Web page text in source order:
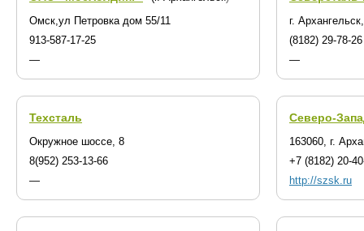
Омск,ул Петровка дом 55/11
913-587-17-25
—
г.
(8182) 29-78-26
—
Техсталь
Окружное шоссе, 8
8(952) 253-13-66
—
Северо-
163060, г.
+7 (8182) 20-
http://szsk.ru